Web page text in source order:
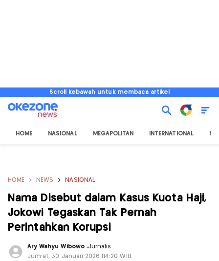
Scroll kebawah untuk membaca artikel
HOME NASIONAL MEGAPOLITAN INTERNATIONAL
HOME NEWS NASIONAL
Nama Disebut dalam Kasus Kuota Haji,
Jokowi Tegaskan Tak Pernah
Perintahkan Korupsi
Ary Wahyu Wibowo ,Jurnalis
Jum'at, 30 Januari 2026 |14:20 WIB